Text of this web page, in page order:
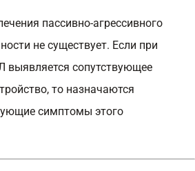
пассивно-агрессивного
не существует. Если при
выявляется сопутствующее
то назначаются
симптомы этого